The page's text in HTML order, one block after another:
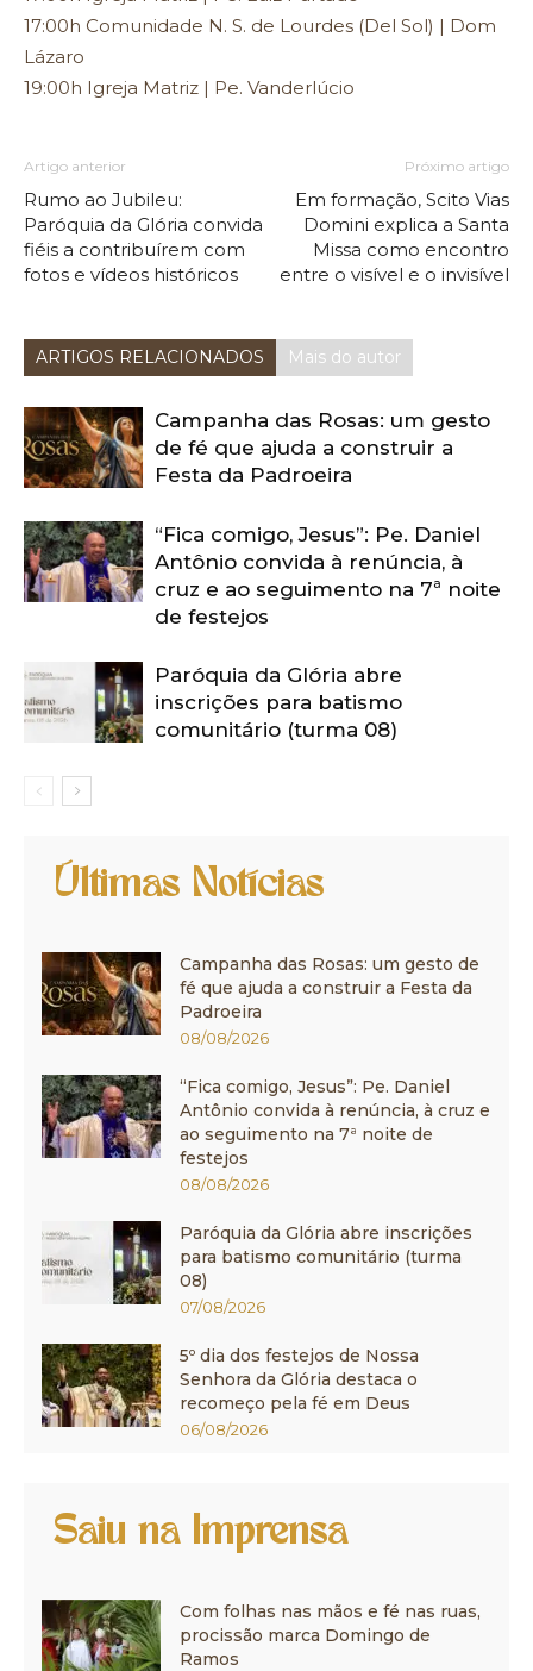
17:00h Comunidade N. S. de Lourdes (Del Sol) | Dom
Lázaro
19:00h Igreja Matriz | Pe. Vanderlúcio
Artigo anterior
Rumo ao Jubileu:
Paróquia da Glória convida
fiéis a contribuírem com
fotos e vídeos históricos
Próximo artigo
Em formação, Scito Vias
Domini explica a Santa
Missa como encontro
entre o visível e o invisível
ARTIGOS RELACIONADOS Mais do autor
Campanha das Rosas: um gesto
de fé que ajuda a construir a
Festa da Padroeira
“Fica comigo, Jesus”: Pe. Daniel
Antônio convida à renúncia, à
cruz e ao seguimento na 7ª noite
de festejos
Paróquia da Glória abre
inscrições para batismo
comunitário (turma 08)
Últimas Notícias
Campanha das Rosas: um gesto de
fé que ajuda a construir a Festa da
Padroeira
08/08/2026
“Fica comigo, Jesus”: Pe. Daniel
Antônio convida à renúncia, à cruz e
ao seguimento na 7ª noite de
festejos
08/08/2026
Paróquia da Glória abre inscrições
para batismo comunitário (turma
08)
07/08/2026
5º dia dos festejos de Nossa
Senhora da Glória destaca o
recomeço pela fé em Deus
06/08/2026
Saiu na Imprensa
Com folhas nas mãos e fé nas ruas,
procissão marca Domingo de
Ramos